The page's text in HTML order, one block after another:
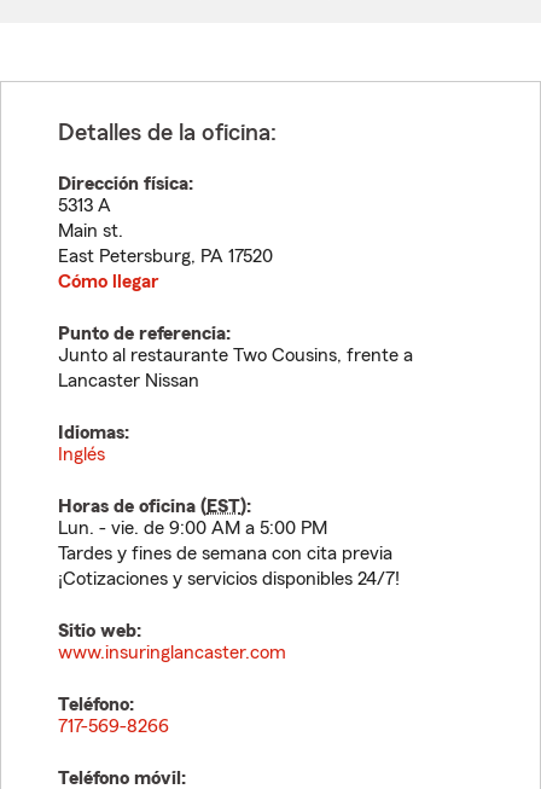
Detalles de la oficina:
Dirección física:
5313 A
Main st.
East Petersburg, PA 17520
Cómo llegar
Punto de referencia:
Junto al restaurante Two Cousins, frente a
Lancaster Nissan
Idiomas:
Inglés
Horas de oficina (EST):
Lun. - vie. de 9:00 AM a 5:00 PM
Tardes y fines de semana con cita previa
¡Cotizaciones y servicios disponibles 24/7!
Sitio web:
www.insuringlancaster.com
Teléfono:
717-569-8266
Teléfono móvil: